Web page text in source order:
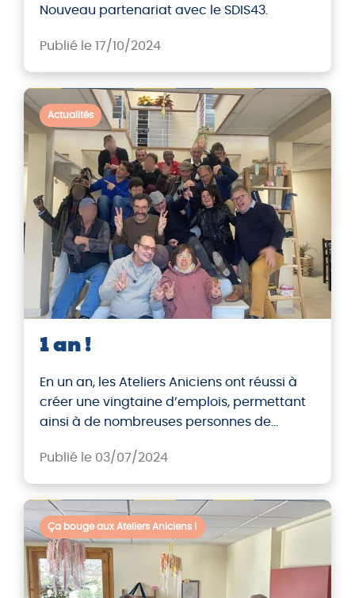
Nouveau partenariat avec le SDIS43.
Publié le 17/10/2024
Actualités
1 an !
En un an, les Ateliers Aniciens ont réussi à
créer une vingtaine d’emplois, permettant
ainsi à de nombreuses personnes de
stable et valorisante.
Publié le 03/07/2024
Ça bouge aux Ateliers Aniciens !